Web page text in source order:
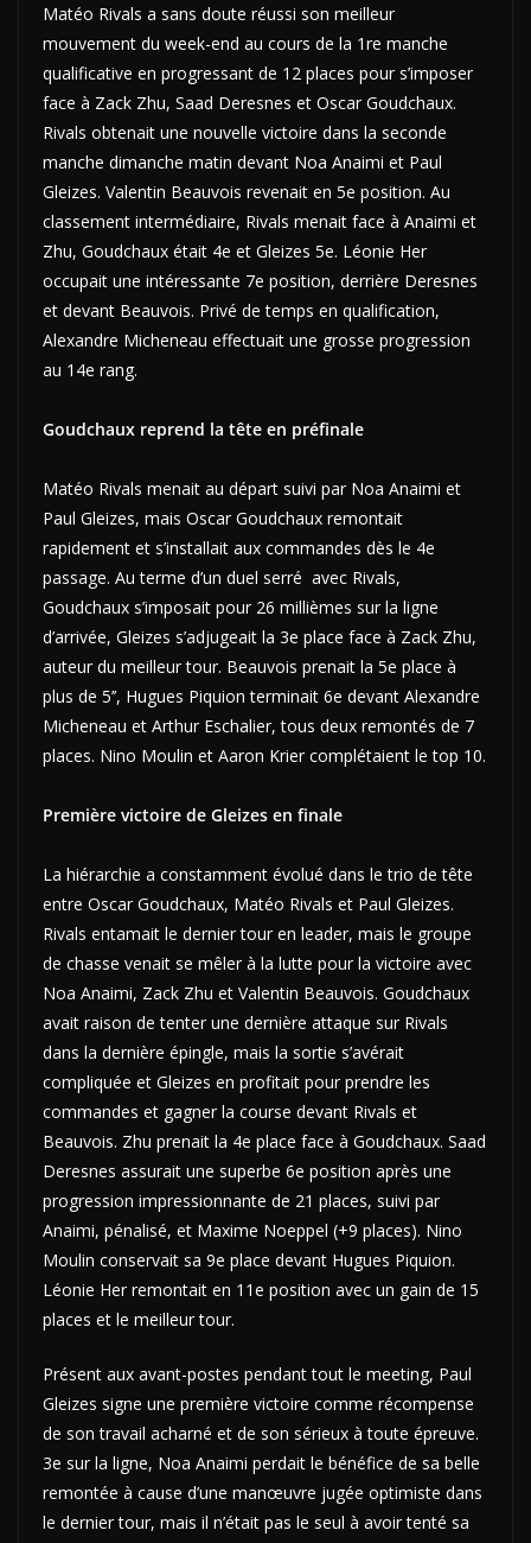
Matéo Rivals a sans doute réussi son meilleur
mouvement du week-end au cours de la 1re manche
qualificative en progressant de 12 places pour s’imposer
face à Zack Zhu, Saad Deresnes et Oscar Goudchaux.
Rivals obtenait une nouvelle victoire dans la seconde
manche dimanche matin devant Noa Anaimi et Paul
Gleizes. Valentin Beauvois revenait en 5e position. Au
classement intermédiaire, Rivals menait face à Anaimi et
Zhu, Goudchaux était 4e et Gleizes 5e. Léonie Her
occupait une intéressante 7e position, derrière Deresnes
et devant Beauvois. Privé de temps en qualification,
Alexandre Micheneau effectuait une grosse progression
au 14e rang.
Goudchaux reprend la tête en préfinale
Matéo Rivals menait au départ suivi par Noa Anaimi et
Paul Gleizes, mais Oscar Goudchaux remontait
rapidement et s’installait aux commandes dès le 4e
passage. Au terme d’un duel serré avec Rivals,
Goudchaux s’imposait pour 26 millièmes sur la ligne
d’arrivée, Gleizes s’adjugeait la 3e place face à Zack Zhu,
auteur du meilleur tour. Beauvois prenait la 5e place à
plus de 5’’, Hugues Piquion terminait 6e devant Alexandre
Micheneau et Arthur Eschalier, tous deux remontés de 7
places. Nino Moulin et Aaron Krier complétaient le top 10.
Première victoire de Gleizes en finale
La hiérarchie a constamment évolué dans le trio de tête
entre Oscar Goudchaux, Matéo Rivals et Paul Gleizes.
Rivals entamait le dernier tour en leader, mais le groupe
de chasse venait se mêler à la lutte pour la victoire avec
Noa Anaimi, Zack Zhu et Valentin Beauvois. Goudchaux
avait raison de tenter une dernière attaque sur Rivals
dans la dernière épingle, mais la sortie s’avérait
compliquée et Gleizes en profitait pour prendre les
commandes et gagner la course devant Rivals et
Beauvois. Zhu prenait la 4e place face à Goudchaux. Saad
Deresnes assurait une superbe 6e position après une
progression impressionnante de 21 places, suivi par
Anaimi, pénalisé, et Maxime Noeppel (+9 places). Nino
Moulin conservait sa 9e place devant Hugues Piquion.
Léonie Her remontait en 11e position avec un gain de 15
places et le meilleur tour.
Présent aux avant-postes pendant tout le meeting, Paul
Gleizes signe une première victoire comme récompense
de son travail acharné et de son sérieux à toute épreuve.
3e sur la ligne, Noa Anaimi perdait le bénéfice de sa belle
remontée à cause d’une manœuvre jugée optimiste dans
le dernier tour, mais il n’était pas le seul à avoir tenté sa